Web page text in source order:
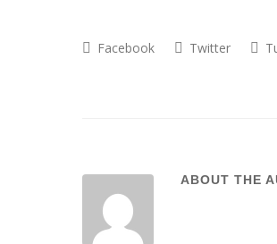
Facebook Twitter
ABOUT THE